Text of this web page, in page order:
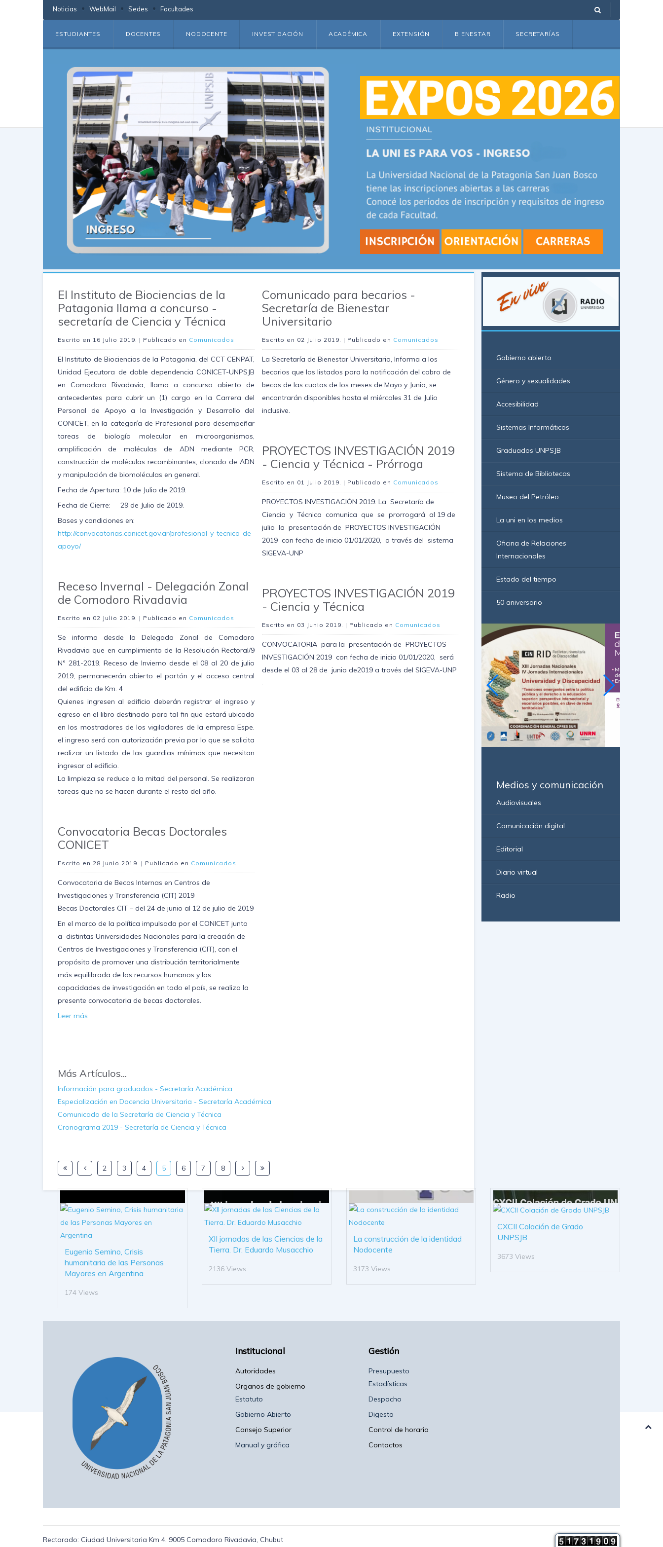
Noticias WebMail Sedes Facultades
ESTUDIANTES DOCENTES NODOCENTE INVESTIGACIÓN ACADÉMICA EXTENSIÓN BIENESTAR SECRETARÍAS
El Instituto de Biociencias de la
Patagonia llama a concurso -
secretaría de Ciencia y Técnica
Escrito en 16 Julio 2019. | Publicado en Comunicados
El Instituto de Biociencias de la Patagonia, del CCT CENPAT,
Unidad Ejecutora de doble dependencia CONICET-UNPSJB
en Comodoro Rivadavia, llama a concurso abierto de
antecedentes para cubrir un (1) cargo en la Carrera del
Personal de Apoyo a la Investigación y Desarrollo del
CONICET, en la categoría de Profesional para desempeñar
tareas de biología molecular en microorganismos,
amplificación de moléculas de ADN mediante PCR,
construcción de moléculas recombinantes, clonado de ADN
y manipulación de biomoléculas en general.
Fecha de Apertura: 10 de Julio de 2019.
Fecha de Cierre: 29 de Julio de 2019.
Bases y condiciones en:
http://convocatorias.conicet.gov.ar/profesional-y-tecnico-de-
apoyo/
Receso Invernal - Delegación Zonal
de Comodoro Rivadavia
Escrito en 02 Julio 2019. | Publicado en Comunicados
Se informa desde la Delegada Zonal de Comodoro
Rivadavia que en cumplimiento de la Resolución Rectoral/9
Nº 281-2019, Receso de Invierno desde el 08 al 20 de julio
2019, permanecerán abierto el portón y el acceso central
del edificio de Km. 4
Quienes ingresen al edificio deberán registrar el ingreso y
egreso en el libro destinado para tal fin que estará ubicado
en los mostradores de los vigiladores de la empresa Espe.
el ingreso será con autorización previa por lo que se solicita
realizar un listado de las guardias mínimas que necesitan
ingresar al edificio.
La limpieza se reduce a la mitad del personal. Se realizaran
tareas que no se hacen durante el resto del año.
Convocatoria Becas Doctorales
CONICET
Escrito en 28 Junio 2019. | Publicado en Comunicados
Convocatoria de Becas Internas en Centros de
Investigaciones y Transferencia (CIT) 2019
Becas Doctorales CIT – del 24 de junio al 12 de julio de 2019
En el marco de la política impulsada por el CONICET junto
a distintas Universidades Nacionales para la creación de
Centros de Investigaciones y Transferencia (CIT), con el
propósito de promover una distribución territorialmente
más equilibrada de los recursos humanos y las
capacidades de investigación en todo el país, se realiza la
presente convocatoria de becas doctorales.
Leer más
Comunicado para becarios -
Secretaría de Bienestar
Universitario
Escrito en 02 Julio 2019. | Publicado en Comunicados
La Secretaría de Bienestar Universitario, Informa a los
becarios que los listados para la notificación del cobro de
becas de las cuotas de los meses de Mayo y Junio, se
encontrarán disponibles hasta el miércoles 31 de Julio
inclusive.
PROYECTOS INVESTIGACIÓN 2019
- Ciencia y Técnica - Prórroga
Escrito en 01 Julio 2019. | Publicado en Comunicados
PROYECTOS INVESTIGACIÓN 2019. La Secretaría de
Ciencia y Técnica comunica que se prorrogará al 19 de
julio la presentación de PROYECTOS INVESTIGACIÓN
2019 con fecha de inicio 01/01/2020, a través del sistema
SIGEVA-UNP
PROYECTOS INVESTIGACIÓN 2019
- Ciencia y Técnica
Escrito en 03 Junio 2019. | Publicado en Comunicados
CONVOCATORIA para la presentación de PROYECTOS
INVESTIGACIÓN 2019 con fecha de inicio 01/01/2020, será
desde el 03 al 28 de junio de2019 a través del SIGEVA-UNP
.
Más Artículos...
Información para graduados - Secretaría Académica
Especialización en Docencia Universitaria - Secretaría Académica
Comunicado de la Secretaría de Ciencia y Técnica
Cronograma 2019 - Secretaría de Ciencia y Técnica
2 3 4 5 6 7 8
Gobierno abierto
Género y sexualidades
Accesibilidad
Sistemas Informáticos
Graduados UNPSJB
Sistema de Bibliotecas
Museo del Petróleo
La uni en los medios
Oficina de Relaciones
Internacionales
Estado del tiempo
50 aniversario
Medios y comunicación
Audiovisuales
Comunicación digital
Editorial
Diario virtual
Radio
Eugenio Semino, Crisis
humanitaria de las Personas
Mayores en Argentina
174 Views
XII jornadas de las Ciencias de la
Tierra. Dr. Eduardo Musacchio
2136 Views
La construcción de la identidad
Nodocente
3173 Views
CXCII Colación de Grado
UNPSJB
3673 Views
Institucional
Autoridades
Organos de gobierno
Estatuto
Gobierno Abierto
Consejo Superior
Manual y gráfica
Gestión
Presupuesto
Estadísticas
Despacho
Digesto
Control de horario
Contactos
Rectorado: Ciudad Universitaria Km 4, 9005 Comodoro Rivadavia, Chubut